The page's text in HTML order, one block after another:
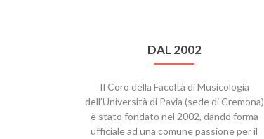
DAL 2002
Il Coro della Facoltà di Musicologia
dell’Università di Pavia (sede di Cremona)
è stato fondato nel 2002, dando forma
ufficiale ad una comune passione per il